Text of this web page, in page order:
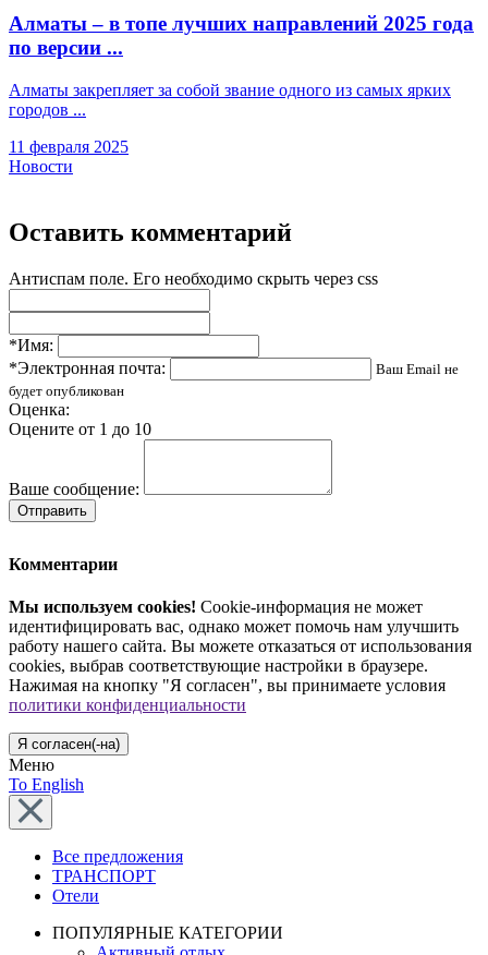
Алматы – в топе лучших направлений 2025 года
по версии ...
Алматы закрепляет за собой звание одного из самых ярких
городов ...
11 февраля 2025
Новости
Оставить комментарий
Антиспам поле. Его необходимо скрыть через css
*Имя:
*Электронная почта:
Ваш Email не
будет опубликован
Оценка:
Оцените от 1 до 10
Ваше сообщение:
Отправить
Комментарии
Мы используем cookies! Cookie-информация не может
идентифицировать вас, однако может помочь нам улучшить
работу нашего сайта. Вы можете отказаться от использования
cookies, выбрав соответствующие настройки в браузере.
Нажимая на кнопку "Я согласен", вы принимаете условия
политики конфиденциальности
Я согласен(-на)
Меню
To English
Все предложения
ТРАНСПОРТ
Отели
ПОПУЛЯРНЫЕ КАТЕГОРИИ